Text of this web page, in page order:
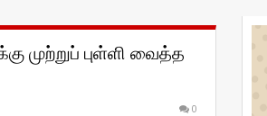
முற்றுப் புள்ளி வைத்த
0